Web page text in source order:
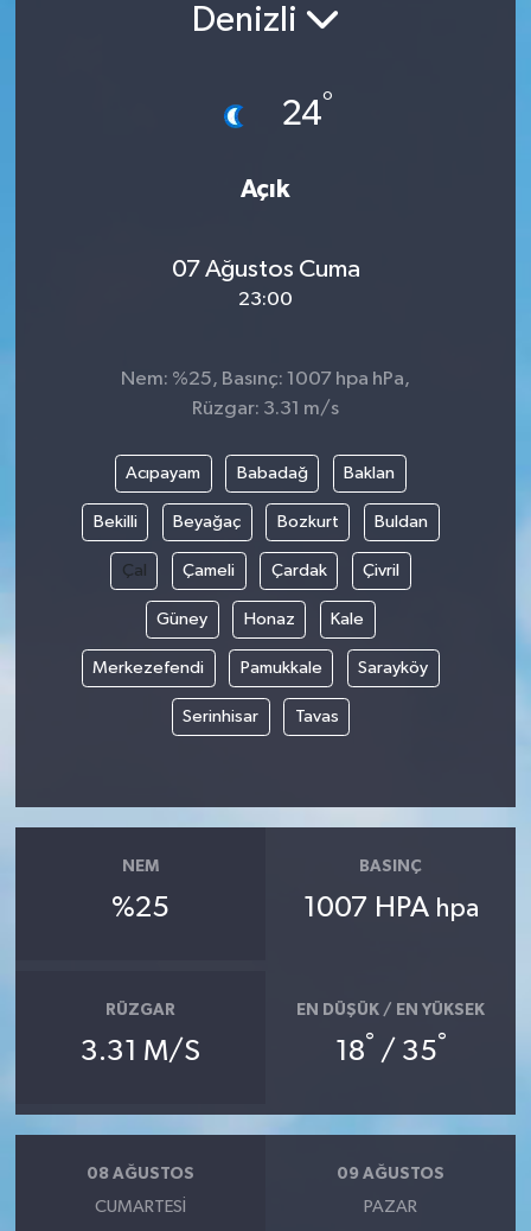
Denizli
24°
Açık
07 Ağustos Cuma
23:00
Nem: %25, Basınç: 1007 hpa hPa,
Rüzgar: 3.31 m/s
Acıpayam Babadağ Baklan
Bekilli Beyağaç Bozkurt Buldan
Çal Çameli Çardak Çivril
Güney Honaz Kale
Merkezefendi Pamukkale Sarayköy
Serinhisar Tavas
NEM
%25
BASINÇ
1007 HPA hpa
RÜZGAR
3.31 M/S
EN DÜŞÜK / EN YÜKSEK
18° / 35°
08 AĞUSTOS
CUMARTESI
09 AĞUSTOS
PAZAR